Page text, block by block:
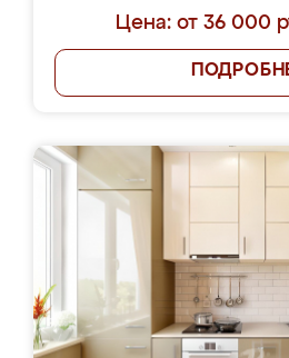
Цена: от 36 000